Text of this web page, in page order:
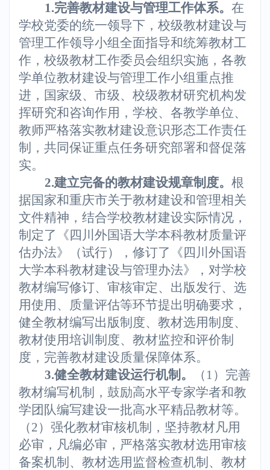
1.完善教材建设与管理工作体系。 在
学校党委的统一领导下，校级教材建设与
管理工作领导小组全面指导和统筹教材工
作，校级教材工作委员会组织实施，各教
学单位教材建设与管理工作小组重点推
进，国家级、市级、校级教材研究机构发
挥研究和咨询作用，学校、各教学单位、
教师严格落实教材建设意识形态工作责任
制，共同保证重点任务研究部署和督促落
实。
2.建立完备的教材建设规章制度。 根
据国家和重庆市关于教材建设和管理相关
文件精神，结合学校教材建设实际情况，
制定了《四川外国语大学本科教材质量评
估办法》（试行），修订了《四川外国语
大学本科教材建设与管理办法》，对学校
教材编写修订、审核审定、出版发行、选
用使用、质量评估等环节提出明确要求，
健全教材编写出版制度、教材选用制度、
教材使用培训制度、教材监控和评价制
度，完善教材建设质量保障体系。
3.健全教材建设运行机制。
（1）完善
教材编写机制，鼓励高水平专家学者和教
学团队编写建设一批高水平精品教材等。
（2）强化教材审核机制，坚持教材凡用
必审，凡编必审，严格落实教材选用审核
备案机制、教材选用监督检查机制、教材